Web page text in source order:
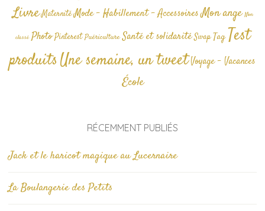
Livre Maternité Mode - Habillement - AccessoiresMon ange Non
classé Photo Pinterest Puériculture Santé et solidarité Swap TagTest
produitsUne semaine, un tweetVoyage - Vacances
École
RÉCEMMENT PUBLIÉS
Jack et le haricot magique au Lucernaire
La Boulangerie des Petits